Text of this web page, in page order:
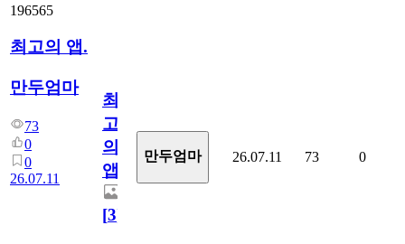
196565
최고의 앱.
만두엄마
73
0
0
26.07.11
최
고
의
앱.
[3]
만두엄마 26.07.11 73 0